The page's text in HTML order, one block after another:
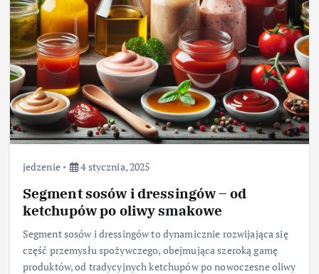
jedzenie 4 stycznia, 2025
Segment sosów i dressingów – od
ketchupów po oliwy smakowe
Segment sosów i dressingów to dynamicznie rozwijająca się
część przemysłu spożywczego, obejmująca szeroką gamę
produktów, od tradycyjnych ketchupów po nowoczesne oliwy